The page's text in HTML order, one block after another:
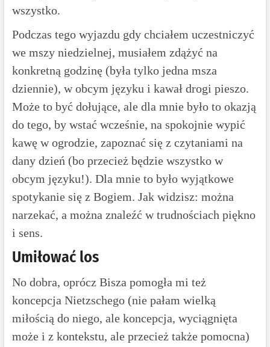
wszystko.
Podczas tego wyjazdu gdy chciałem uczestniczyć
we mszy niedzielnej, musiałem zdążyć na
konkretną godzinę (była tylko jedna msza
dziennie), w obcym języku i kawał drogi pieszo.
Może to być dołujące, ale dla mnie było to okazją
do tego, by wstać wcześnie, na spokojnie wypić
kawę w ogrodzie, zapoznać się z czytaniami na
dany dzień (bo przecież będzie wszystko w
obcym języku!). Dla mnie to było wyjątkowe
spotykanie się z Bogiem. Jak widzisz: można
narzekać, a można znaleźć w trudnościach piękno
i sens.
Umiłować los
No dobra, oprócz Bisza pomogła mi też
koncepcja Nietzschego (nie pałam wielką
miłością do niego, ale koncepcja, wyciągnięta
może i z kontekstu, ale przecież także pomocna)